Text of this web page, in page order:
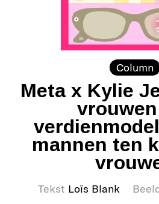
Column
Meta x Kylie
mannen ten
Tekst Loïs Blank